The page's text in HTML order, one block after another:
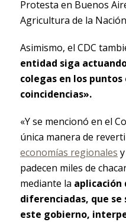
Protesta en Buenos
Agricultura de la
Asimismo, el CDC
entidad siga
colegas en los puntos
coincidencias».
«Y se mencionó en el
única manera de
economías regionales
padecen miles de
mediante la aplicación
diferenciadas, que
este gobierno,